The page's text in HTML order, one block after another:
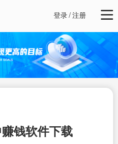
登录/注册
钱软件下载